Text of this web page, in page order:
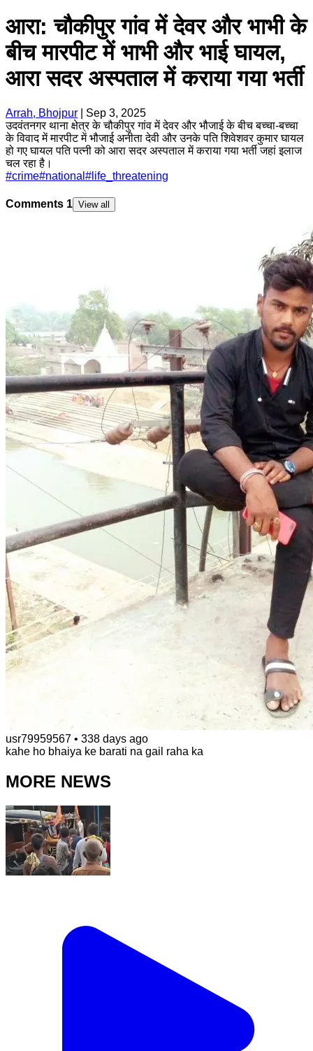
आरा: चौकीपुर गांव में देवर और भाभी के
बीच मारपीट में भाभी और भाई घायल,
आरा सदर अस्पताल में कराया गया भर्ती
Arrah, Bhojpur
Sep 3, 2025
उदवंतनगर थाना क्षेत्र के चौकीपुर गांव में देवर और भौजाई के बीच बच्चा-बच्चा
के विवाद में मारपीट में भौजाई अनीता देवी और उनके पति शिवेशवर कुमार घायल
हो गए घायल पति पत्नी को आरा सदर अस्पताल में कराया गया भर्ती जहां इलाज
चल रहा है।
#crime#national # life_threatening
Comments 1 View all
usr79959567 • 338 days ago
kahe ho bhaiya ke barati na gail raha ka
MORE NEWS